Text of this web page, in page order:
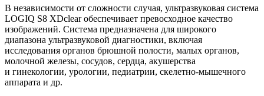
В независимости от сложности случая, ультразвуковая система
LOGIQ S8 XDclear обеспечивает превосходное качество
изображений. Система предназначена для широкого
диапазона ультразвуковой диагностики, включая
исследования органов брюшной полости, малых органов,
молочной железы, сосудов, сердца, акушерства
и гинекологии, урологии, педиатрии, скелетно-мышечного
аппарата и др.